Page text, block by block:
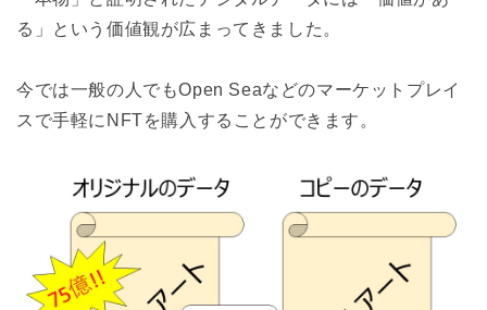
る」という価値観が広まってきました。
今では一般の人でもOpen Seaなどのマーケットプレイ
スで手軽にNFTを購入することができます。